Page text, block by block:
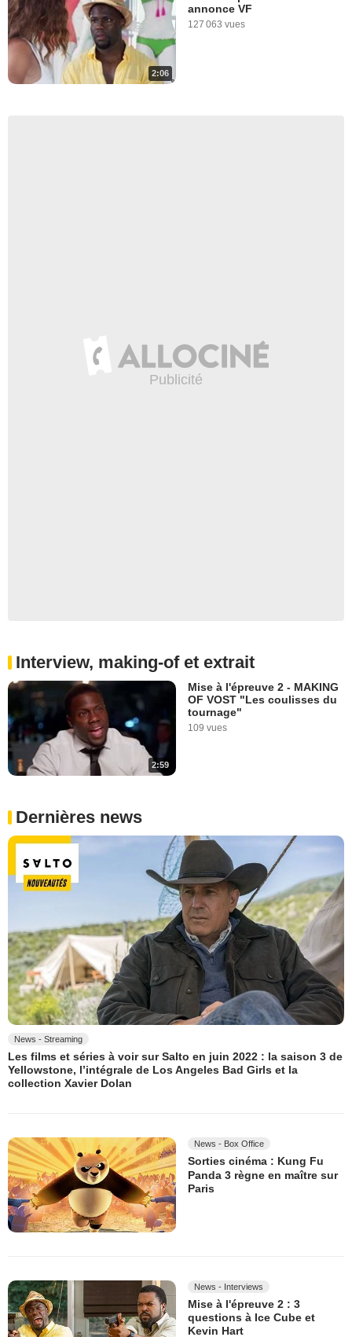
2:06
annonce VF
127 063 vues
Interview, making-of et extrait
2:59
Mise à l'épreuve 2 - MAKING
OF VOST "Les coulisses du
tournage"
109 vues
Dernières news
News - Streaming
Les films et séries à voir sur Salto en juin 2022 : la saison 3 de
Yellowstone, l’intégrale de Los Angeles Bad Girls et la
collection Xavier Dolan
News - Box Office
Sorties cinéma : Kung Fu
Panda 3 règne en maître sur
Paris
News - Interviews
Mise à l'épreuve 2 : 3
questions à Ice Cube et
Kevin Hart